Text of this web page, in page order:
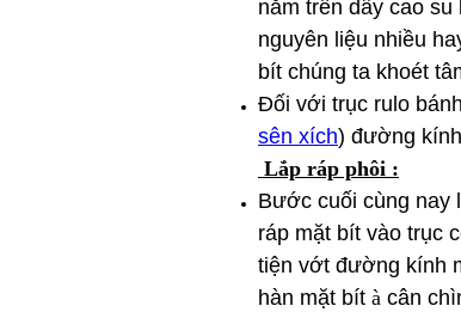
nằm trên dây cao
nguyên liệu nhiều
bít chúng ta khoét
Đối với trục rulo
sên xích) đường
Lắp ráp phôi :
Bước cuối cùng nay
ráp mặt bít vào trục
tiện vớt đường kính
hàn mặt bít à cân